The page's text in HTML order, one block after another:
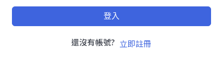
登入
還沒有帳號? 立即註冊